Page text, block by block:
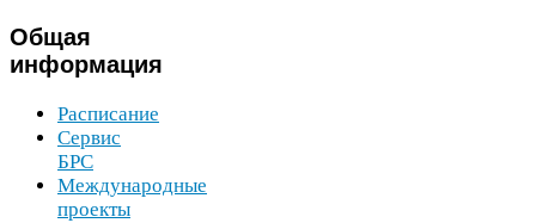
Общая
информация
Расписание
Сервис
БРС
Международные
проекты